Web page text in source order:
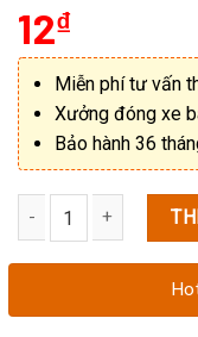
12₫
Miễn phí tư vấn
Xưởng đóng xe
Bảo hành 36